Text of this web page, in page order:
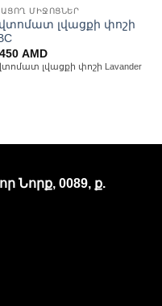
ՄԻՋՈՑՆԵՐ
լվացքի փոշի
AMD
լվացքի փոշի Lavander
Նորք, 0089, ք.